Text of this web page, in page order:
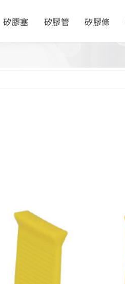
矽膠塞 矽膠管 矽膠條